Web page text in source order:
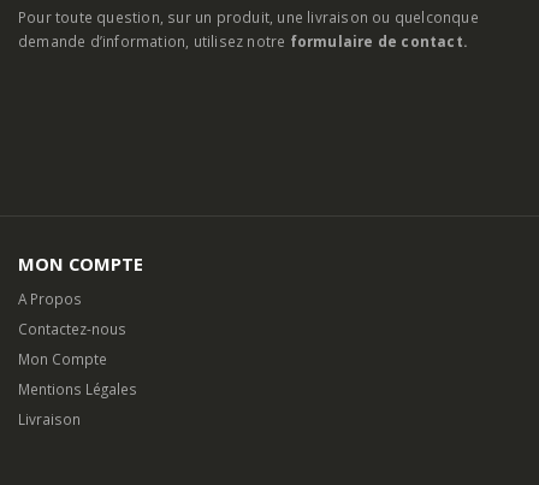
Pour toute question, sur un produit, une livraison ou quelconque
demande d’information, utilisez notre formulaire de contact.
MON COMPTE
A Propos
Contactez-nous
Mon Compte
Mentions Légales
Livraison